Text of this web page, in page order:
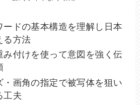
ードの基本構造を理解し日本
る方法
み付けを使って意図を強く伝
・画角の指定で被写体を狙い
工夫